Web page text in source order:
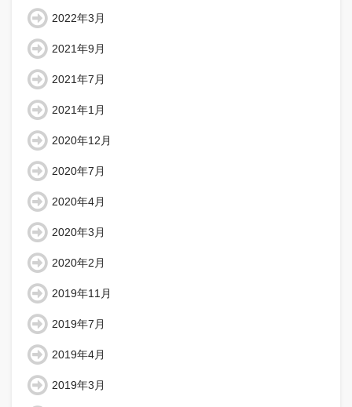
2022年3月
2021年9月
2021年7月
2021年1月
2020年12月
2020年7月
2020年4月
2020年3月
2020年2月
2019年11月
2019年7月
2019年4月
2019年3月